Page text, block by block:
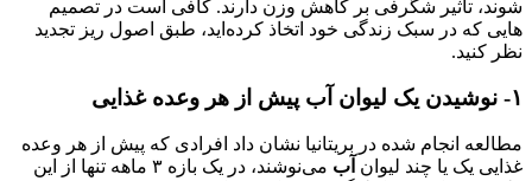
شوند، تاثیر شگرفی بر کاهش وزن دارند. کافی است در تصمیم‌
هایی که در سبک زندگی خود اتخاذ کرده‌اید، طبق اصول ریز تجدید
نظر کنید.
۱- نوشیدن یک لیوان آب پیش از هر وعده غذایی
مطالعه انجام شده در بریتانیا نشان داد افرادی که پیش از هر وعده
غذایی یک یا چند لیوان آب
می‌نوشند، در یک بازه ۳ ماهه تنها از این